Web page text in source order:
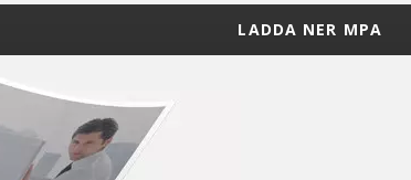
LADDA NER MPA